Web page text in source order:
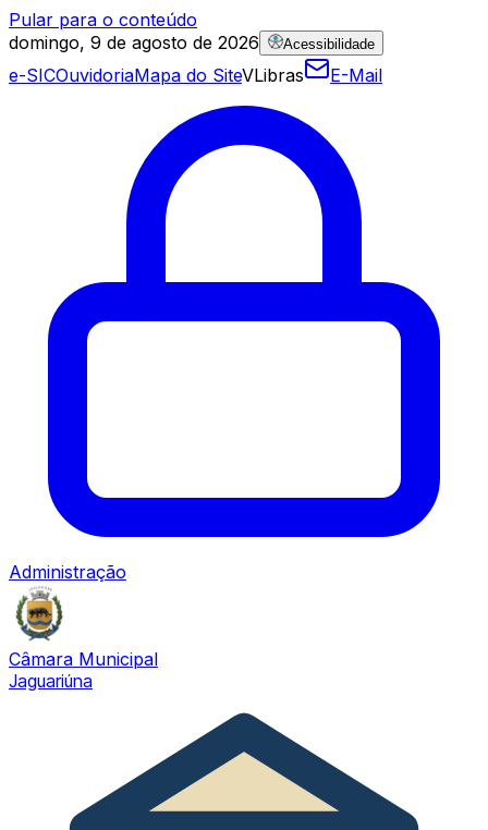
Pular para o conteúdo
domingo, 9 de agosto de 2026
Acessibilidade
e-SICOuvidoriaMapa do SiteVLibras E-Mail
Administração
Câmara Municipal
Jaguariúna